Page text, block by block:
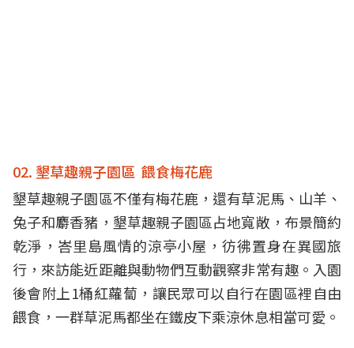
02. 墾草趣親子園區 餵食梅花鹿
墾草趣親子園區不僅有梅花鹿，還有草泥馬、山羊、
兔子和麝香豬，墾草趣親子園區占地寬敞，布景簡約
乾淨，峇里島風情的涼亭小屋，彷彿置身在異國旅
行，來訪能近距離與動物們互動觀察非常有趣。入園
後會附上1桶紅蘿蔔，讓民眾可以自行在園區裡自由
餵食，一群草泥馬都坐在鐵皮下乘涼休息相當可愛。